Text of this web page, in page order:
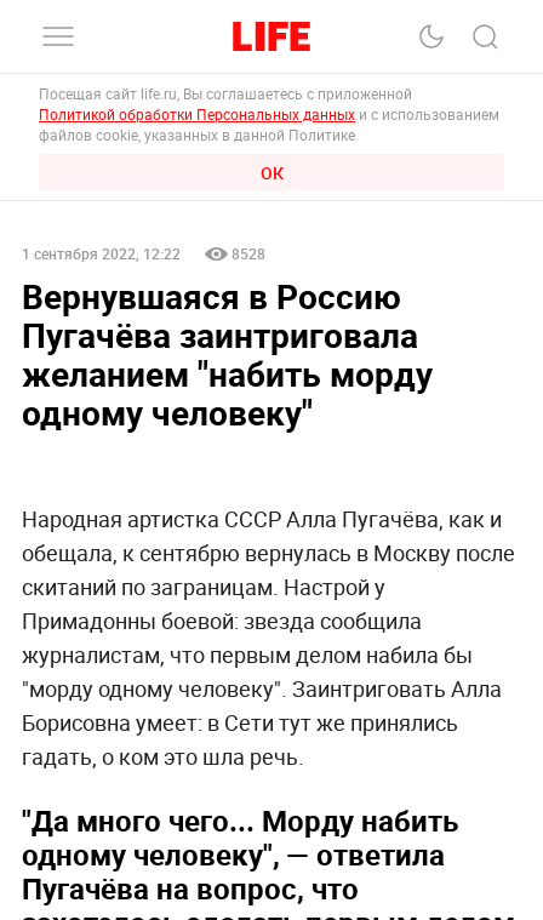
Посещая сайт life.ru, Вы соглашаетесь с приложенной
Политикой обработки Персональных данных и с использованием
файлов cookie, указанных в данной Политике.
ОК
1 сентября 2022, 12:22 8528
Вернувшаяся в Россию
Пугачёва заинтриговала
желанием "набить морду
одному человеку"
Народная артистка СССР Алла Пугачёва, как и
обещала, к сентябрю вернулась в Москву после
скитаний по заграницам. Настрой у
Примадонны боевой: звезда сообщила
журналистам, что первым делом набила бы
"морду одному человеку". Заинтриговать Алла
Борисовна умеет: в Сети тут же принялись
гадать, о ком это шла речь.
"Да много чего... Морду набить
одному человеку", — ответила
Пугачёва на вопрос, что